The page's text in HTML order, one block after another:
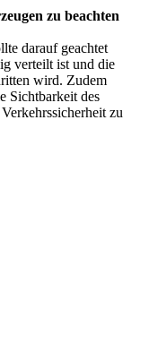
zu beachten
darauf geachtet
verteilt ist und die
wird. Zudem
Sichtbarkeit des
zu